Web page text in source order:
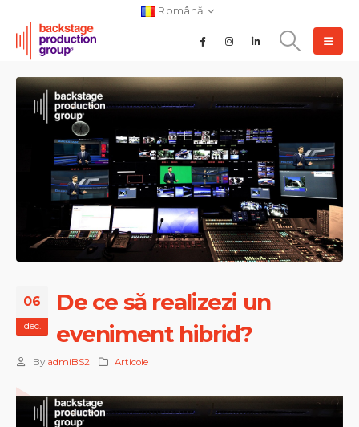
Română
06
dec.
De ce să realizezi un
eveniment hibrid?
By admiBS2 Articole